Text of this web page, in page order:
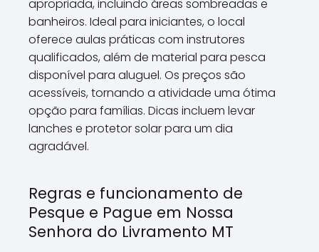
apropriada, incluindo áreas sombreadas e
banheiros. Ideal para iniciantes, o local
oferece aulas práticas com instrutores
qualificados, além de material para pesca
disponível para aluguel. Os preços são
acessíveis, tornando a atividade uma ótima
opção para famílias. Dicas incluem levar
lanches e protetor solar para um dia
agradável.
Regras e funcionamento de
Pesque e Pague em Nossa
Senhora do Livramento MT